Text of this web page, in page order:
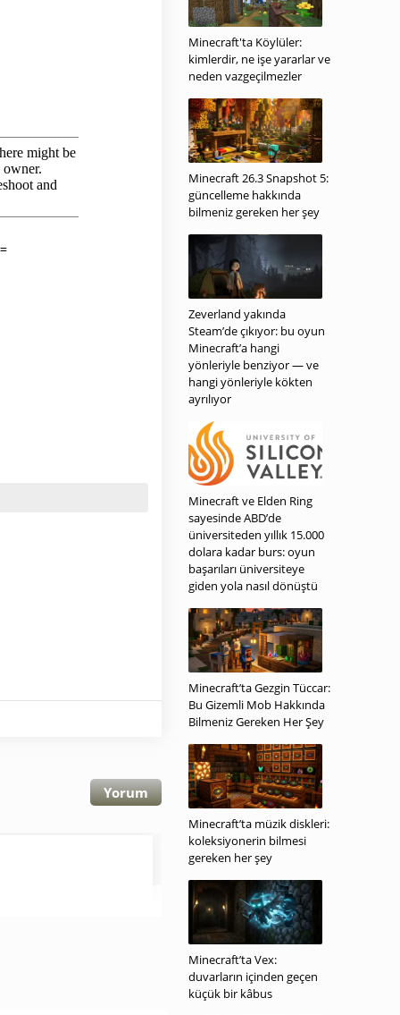
Yorum
Minecraft'ta Köylüler:
kimlerdir, ne işe yararlar ve
neden vazgeçilmezler
Minecraft 26.3 Snapshot 5:
güncelleme hakkında
bilmeniz gereken her şey
Zeverland yakında
Steam’de çıkıyor: bu oyun
Minecraft’a hangi
yönleriyle benziyor — ve
hangi yönleriyle kökten
ayrılıyor
Minecraft ve Elden Ring
sayesinde ABD’de
üniversiteden yıllık 15.000
dolara kadar burs: oyun
başarıları üniversiteye
giden yola nasıl dönüştü
Minecraft’ta Gezgin Tüccar:
Bu Gizemli Mob Hakkında
Bilmeniz Gereken Her Şey
Minecraft’ta müzik diskleri:
koleksiyonerin bilmesi
gereken her şey
Minecraft’ta Vex:
duvarların içinden geçen
küçük bir kâbus